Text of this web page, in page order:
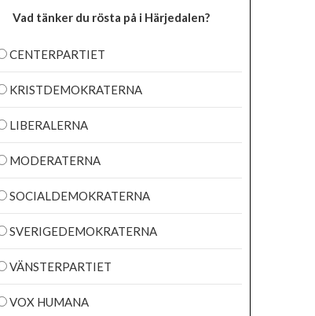
Vad tänker du rösta på i Härjedalen?
CENTERPARTIET
KRISTDEMOKRATERNA
LIBERALERNA
MODERATERNA
SOCIALDEMOKRATERNA
SVERIGEDEMOKRATERNA
VÄNSTERPARTIET
VOX HUMANA